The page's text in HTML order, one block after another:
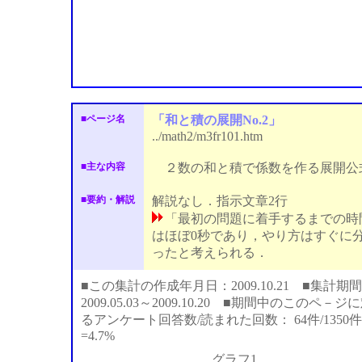
■ページ名
「和と積の展開No.2」
../math2/m3fr101.htm
■主な内容 ２数の和と積で係数を作る展開公
■要約・解説
解説なし．指示文章2行
「最初の問題に着手するまでの
はほぼ0秒であり，やり方はすぐに
ったと考えられる．
■この集計の作成年月日：2009.10.21 ■集計期間
2009.05.03～2009.10.20 ■期間中のこのペ－ジ
るアンケート回答数/読まれた回数： 64件/1350件
=4.7%
グラフ1